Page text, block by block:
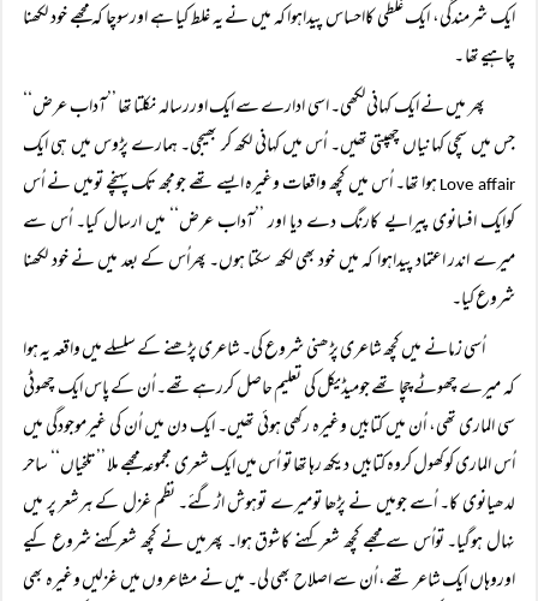
ایک شرمندگی، ایک غلطی کااحساس پیداہوا کہ میں نے یہ غلط کیا ہے اورسوچا کہ مجھے خود لکھنا
چاہیے تھا ۔
پھر میں نے ایک کہانی لکھی۔ اسی ادارے سے ایک اوررسالہ نکلتا تھا ’’آداب عرض‘‘
جس میں سچی کہانیاں چھپتی تھیں۔ اُس میں کہانی لکھ کر بھیجی۔ ہمارے پڑوس میں ہی ایک
Love affairہوا تھا۔ اُس میں کچھ واقعات وغیرہ ایسے تھے جومجھ تک پہنچے تومیں نے اُس
کوایک افسانوی پیرایے کارنگ دے دیا اور ’’آداب عرض‘‘ میں ارسال کیا۔ اُس سے
میرے اندر اعتماد پیداہوا کہ میں خود بھی لکھ سکتا ہوں۔ پھراُس کے بعد میں نے خود لکھنا
شروع کیا۔
اُسی زمانے میں کچھ شاعری پڑھنی شروع کی۔ شاعری پڑھنے کے سلسلے میں واقعہ یہ ہوا
کہ میرے چھوٹے چچا تھے جومیڈیکل کی تعلیم حاصل کررہے تھے۔ اُن کے پاس ایک چھوٹی
سی الماری تھی، اُن میں کتابیں وغیرہ رکھی ہوئی تھیں۔ ایک دن میں اُن کی غیرموجودگی میں
اُس الماری کوکھول کروہ کتابیں دیکھ رہا تھا تو اُس میں ایک شعری مجموعہ مجھے ملا ’’تلخیاں‘‘ ساحر
لدھیانوی کا۔ اُسے جومیں نے پڑھا تومیرے توہوش اڑگئے۔ نظم غزل کے ہرشعر پر میں
نہال ہوگیا۔ تواُس سے مجھے کچھ شعر کہنے کاشوق ہوا۔ پھرمیں نے کچھ شعرکہنے شروع کیے
اوروہاں ایک شاعر تھے، اُن سے اصلاح بھی لی۔ میں نے مشاعروں میں غزلیں وغیرہ بھی